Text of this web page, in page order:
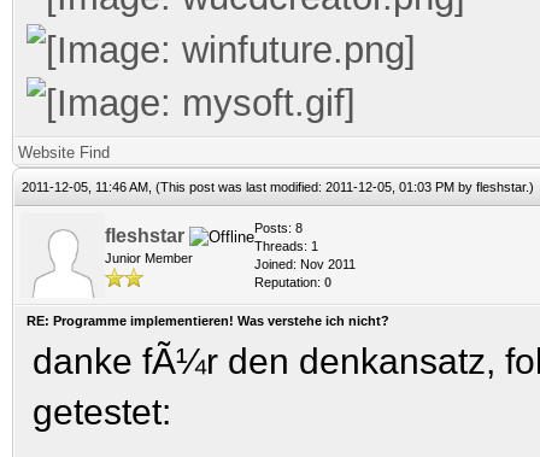
Website Find
2011-12-05, 11:46 AM, (This post was last modified: 2011-12-05, 01:03 PM by fleshstar.)
fleshstar
Junior Member
Posts: 8
Threads: 1
Joined: Nov 2011
Reputation: 0
RE: Programme implementieren! Was verstehe ich nicht?
danke fÃ¼r den denkansatz,
getestet: